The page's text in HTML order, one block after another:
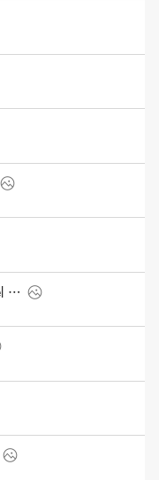
람보르기니 Urus SE Miami Art Basel (2024)